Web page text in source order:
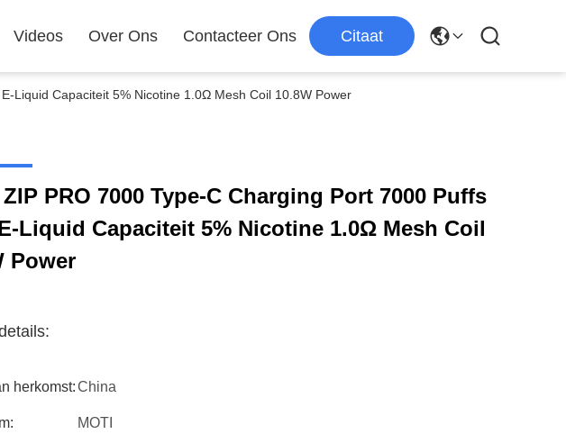
Videos Over Ons Contacteer Ons Citaat
Liquid Capaciteit 5% Nicotine 1.0Ω Mesh Coil 10.8W Power
PRO 7000 Type-C Charging Port 7000 Puffs
Liquid Capaciteit 5% Nicotine 1.0Ω Mesh Coil
Power
herkomst:China
MOTI